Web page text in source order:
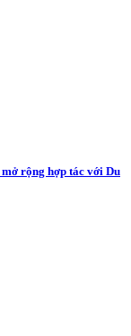
rộng hợp tác với Du